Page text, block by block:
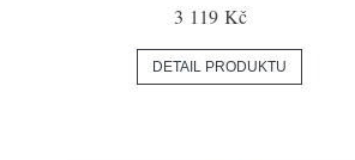
3 119 Kč
DETAIL PRODUKTU